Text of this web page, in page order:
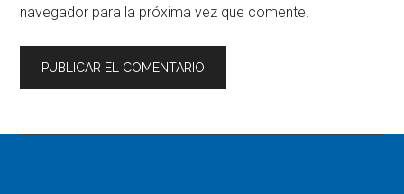
navegador para la próxima vez que comente.